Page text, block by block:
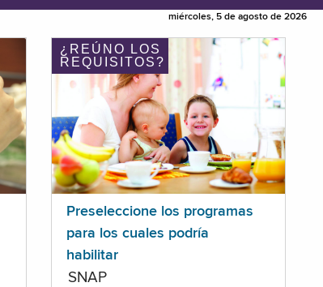
miércoles, 5 de agosto de 2026
¿REÚNO LOS
REQUISITOS?
Preseleccione los programas
para los cuales podría
habilitar
SNAP